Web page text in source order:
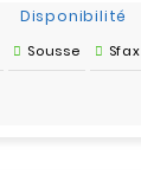
Disponibilité
Sousse Sfax